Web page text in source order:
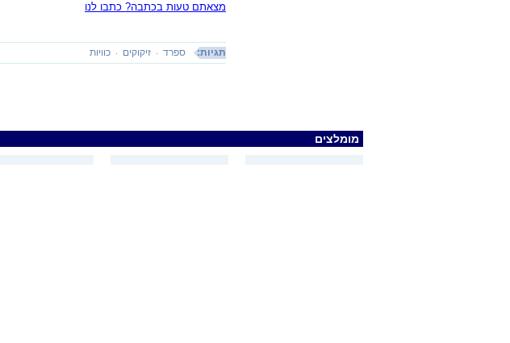
מצאתם טעות בכתבה? כתבו לנו
תגיות: ספרד זיקוקים כוויות
מומלצים